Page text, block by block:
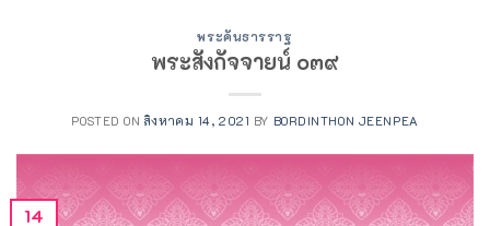
พระคันธารราฐ
พระสังกัจจายน์ ๐๓๙
POSTED ON สิงหาคม 14, 2021 BY BORDINTHON JEENPEA
14